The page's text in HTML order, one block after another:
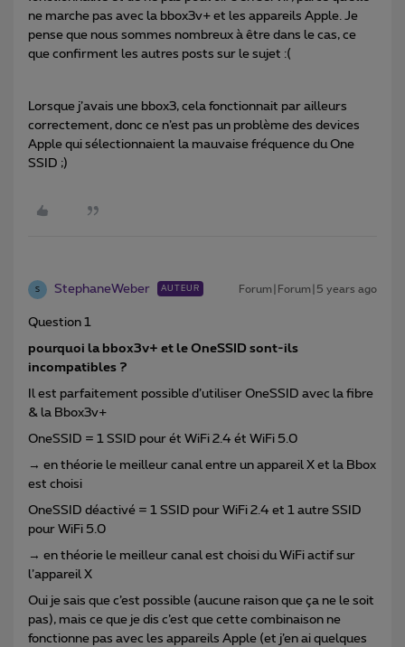
ne marche pas avec la bbox3v+ et les appareils Apple. Je
pense que nous sommes nombreux à être dans le cas, ce
que confirment les autres posts sur le sujet :(
Lorsque j’avais une bbox3, cela fonctionnait par ailleurs
correctement, donc ce n’est pas un problème des devices
Apple qui sélectionnaient la mauvaise fréquence du One
SSID ;)
S StephaneWeber AUTEUR Forum|Forum|5 years ago
Question 1
pourquoi la bbox3v+ et le OneSSID sont-ils
incompatibles ?
Il est parfaitement possible d’utiliser OneSSID avec la fibre
& la Bbox3v+
OneSSID = 1 SSID pour ét WiFi 2.4 ét WiFi 5.0
→ en théorie le meilleur canal entre un appareil X et la Bbox
est choisi
OneSSID déactivé = 1 SSID pour WiFi 2.4 et 1 autre SSID
pour WiFi 5.0
→ en théorie le meilleur canal est choisi du WiFi actif sur
l’appareil X
Oui je sais que c’est possible (aucune raison que ça ne le soit
pas), mais ce que je dis c’est que cette combinaison ne
fonctionne pas avec les appareils Apple (et j’en ai quelques